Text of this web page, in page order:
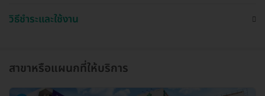
วิธีชำระและใช้งาน
สาขาหรือแผนกที่ให้บริการ